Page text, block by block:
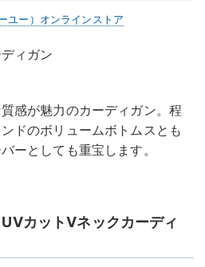
ユー）オンラインストア
ィガン
感が魅力のカーディガン。程
ドのボリュームボトムスとも
ーとしても重宝します。
カットVネックカーディ